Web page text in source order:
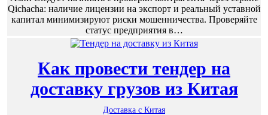
Qichacha: наличие лицензии на экспорт и реальный уставной
капитал минимизируют риски мошенничества. Проверяйте
статус предприятия в…
Как провести тендер на
доставку грузов из Китая
Доставка с Китая